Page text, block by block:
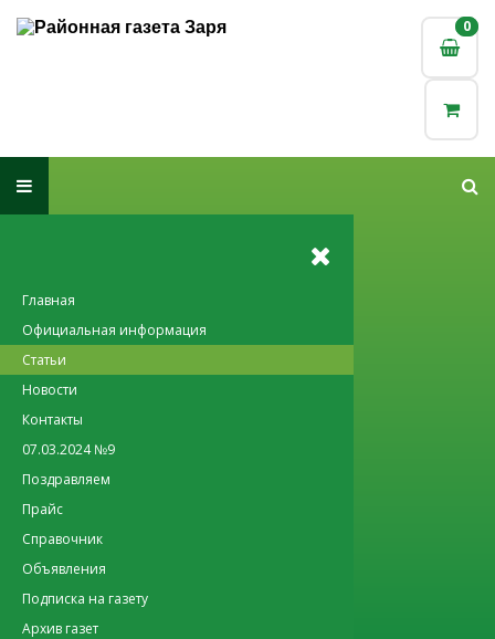
0
0
Главная
Официальная информация
Статьи
Новости
Контакты
07.03.2024 №9
Поздравляем
Прайс
Справочник
Объявления
Подписка на газету
Архив газет